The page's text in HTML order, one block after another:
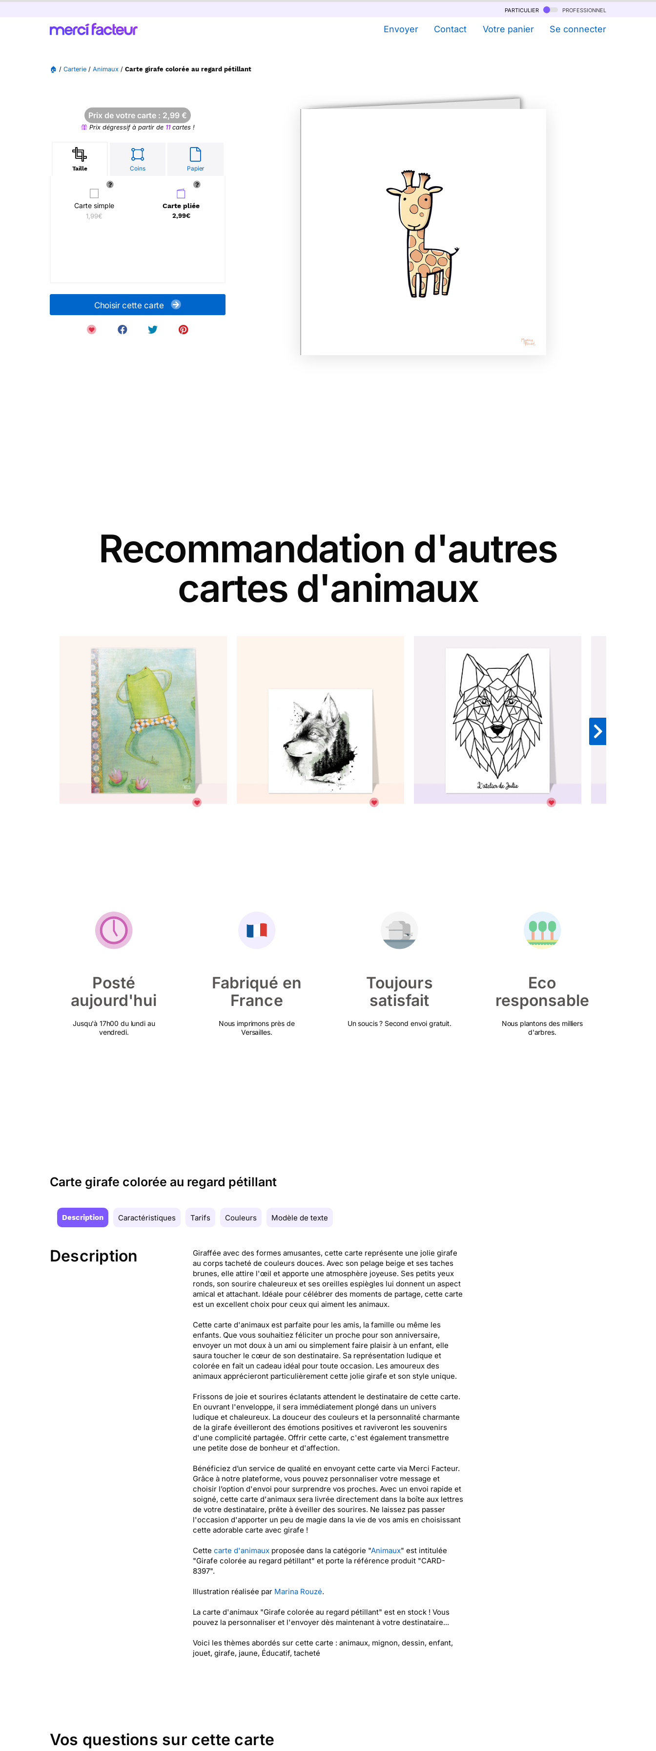
particulier professionnel
Envoyer Contact Votre panier Se connecter
🏠 / Carterie / Animaux / Carte girafe colorée au regard pétillant
Prix de votre carte : 2,99 €
Prix dégressif à partir de 11cartes !
Taille Coins Papier
Carte simple
1,99€
Carte pliée
2,99€
Choisir cette carte
Recommandation d'autres
cartes d'animaux
Posté
aujourd'hui
Jusqu'à 17h00 du lundi au
vendredi.
Fabriqué en
France
Nous imprimons près de
Versailles.
Toujours
satisfait
Un soucis ? Second envoi gratuit.
Eco
responsable
Nous plantons des milliers
d'arbres.
Carte girafe colorée au regard pétillant
Description Caractéristiques Tarifs Couleurs Modèle de texte
Description
Giraffée avec des formes amusantes, cette carte représente une jolie girafe
au corps tacheté de couleurs douces. Avec son pelage beige et ses taches
brunes, elle attire l'œil et apporte une atmosphère joyeuse. Ses petits yeux
ronds, son sourire chaleureux et ses oreilles espiègles lui donnent un aspect
amical et attachant. Idéale pour célébrer des moments de partage, cette carte
est un excellent choix pour ceux qui aiment les animaux.
Cette carte d'animaux est parfaite pour les amis, la famille ou même les
enfants. Que vous souhaitiez féliciter un proche pour son anniversaire,
envoyer un mot doux à un ami ou simplement faire plaisir à un enfant, elle
saura toucher le cœur de son destinataire. Sa représentation ludique et
colorée en fait un cadeau idéal pour toute occasion. Les amoureux des
animaux apprécieront particulièrement cette jolie girafe et son style unique.
Frissons de joie et sourires éclatants attendent le destinataire de cette carte.
En ouvrant l'enveloppe, il sera immédiatement plongé dans un univers
ludique et chaleureux. La douceur des couleurs et la personnalité charmante
de la girafe éveilleront des émotions positives et raviveront les souvenirs
d'une complicité partagée. Offrir cette carte, c'est également transmettre
une petite dose de bonheur et d'affection.
Bénéficiez d’un service de qualité en envoyant cette carte via Merci Facteur.
Grâce à notre plateforme, vous pouvez personnaliser votre message et
choisir l’option d'envoi pour surprendre vos proches. Avec un envoi rapide et
soigné, cette carte d'animaux sera livrée directement dans la boîte aux lettres
de votre destinataire, prête à éveiller des sourires. Ne laissez pas passer
l'occasion d'apporter un peu de magie dans la vie de vos amis en choisissant
cette adorable carte avec girafe !
Cette carte d'animauxproposée dans la catégorie "Animaux" est intitulée
"Girafe colorée au regard pétillant" et porte la référence produit "CARD-
8397".
Illustration réalisée par Marina Rouzé.
La carte d'animaux "Girafe colorée au regard pétillant" est en stock ! Vous
pouvez la personnaliser et l'envoyer dès maintenant à votre destinataire...
Voici les thèmes abordés sur cette carte : animaux, mignon, dessin, enfant,
jouet, girafe, jaune, Éducatif, tacheté
Vos questions sur cette carte